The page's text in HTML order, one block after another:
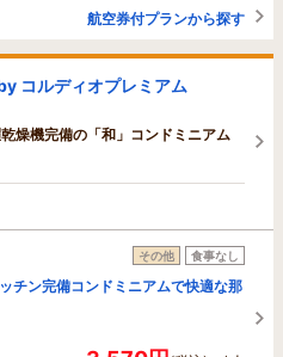
航空券付プランから探す
コルディオプレミアム
燥機完備の「和」コンドミニアム
その他 食事なし
チン完備コンドミニアムで快適な那